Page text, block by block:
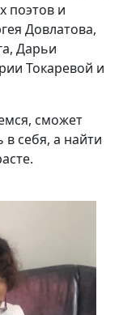
поэтов и
Довлатова,
Дарьи
Токаревой и
сможет
в себя, а найти